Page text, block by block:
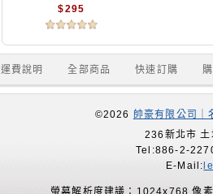
$295
運費說明 全部商品 快速訂購
©2026 帥豪有限公司
236新北市
Tel:886-2-
E-Mail:
螢幕解析度建議：1024x768 像